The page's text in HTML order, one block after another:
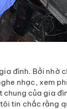
đình. Bởi
nhạc, xem
của gia
tin chắc rằng